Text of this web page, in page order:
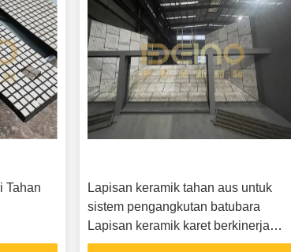
Tahan
Lapisan keramik tahan aus untuk
sistem pengangkutan batubara
Lapisan keramik karet berkinerja
tinggi untuk ketahanan aus dan